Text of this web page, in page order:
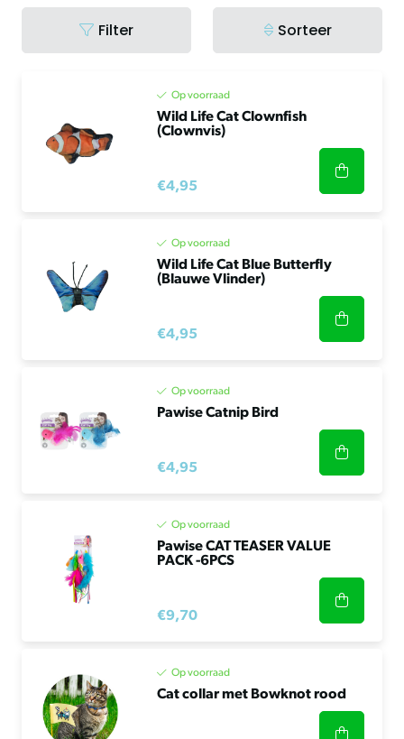
Filter Sorteer
Op voorraad
Wild Life Cat Clownfish
(Clownvis)
€4,95
Op voorraad
Wild Life Cat Blue Butterfly
(Blauwe Vlinder)
€4,95
Op voorraad
Pawise Catnip Bird
€4,95
Op voorraad
Pawise CAT TEASER VALUE
PACK -6PCS
€9,70
Op voorraad
Cat collar met Bowknot rood